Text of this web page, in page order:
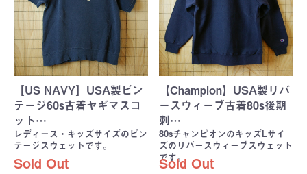
【US NAVY】USA製ビン
テージ60s古着ヤギマスコ
ット…
レディース・キッズサイズのビン
テージスウェットです。
Sold Out
【Champion】USA製リバ
ースウィーブ古着80s後期
刺…
80sチャンピオンのキッズLサイ
ズのリバースウィーブスウェット
です。
Sold Out